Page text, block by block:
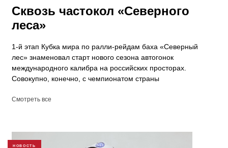
Сквозь частокол «Северного
леса»
​1-й этап Кубка мира по ралли-рейдам баха «Северный
лес» знаменовал старт нового сезона автогонок
международного калибра на российских просторах.
Совокупно, конечно, с чемпионатом страны
Смотреть все
НОВОСТЬ